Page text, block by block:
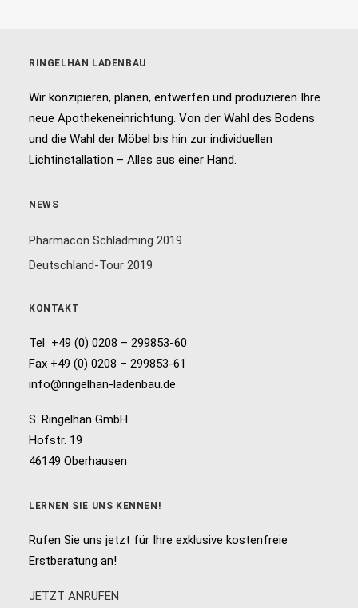
RINGELHAN LADENBAU
Wir konzipieren, planen, entwerfen und produzieren Ihre
neue Apothekeneinrichtung. Von der Wahl des Bodens
und die Wahl der Möbel bis hin zur individuellen
Lichtinstallation – Alles aus einer Hand.
NEWS
Pharmacon Schladming 2019
Deutschland-Tour 2019
KONTAKT
Tel +49 (0) 0208 – 299853-60
Fax +49 (0) 0208 – 299853-61
info@ringelhan-ladenbau.de
S. Ringelhan GmbH
Hofstr. 19
46149 Oberhausen
LERNEN SIE UNS KENNEN!
Rufen Sie uns jetzt für Ihre exklusive kostenfreie
Erstberatung an!
JETZT ANRUFEN